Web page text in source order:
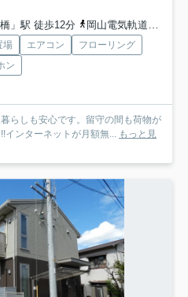
」駅 徒歩12分
岡山電気軌道清輝橋線「東中央町」駅 徒歩15分
場 エアコン
フローリング
ン
らしも安心です。留守の間も荷物が
インターネットが月額無... もっと見